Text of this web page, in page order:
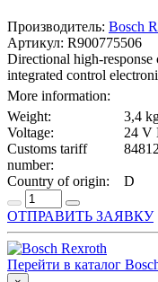
Производитель: Bosch
Артикул: R900775506
Directional high-
integrated control
More information:
Weight:
3,4
Voltage:
24 V
Customs tariff
number:
Country of origin: D
ОТПРАВИТЬ ЗАЯВКУ
Перейти в каталог